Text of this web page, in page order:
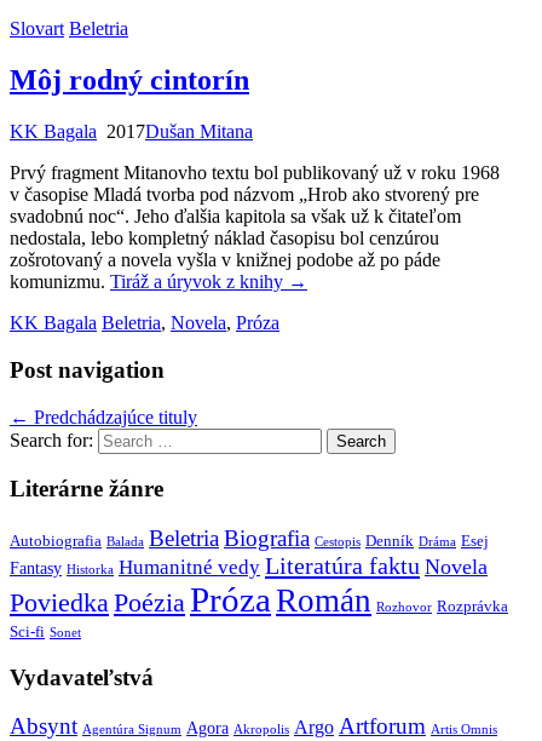
Slovart Beletria
Môj rodný cintorín
KK Bagala 2017Dušan Mitana
Prvý fragment Mitanovho textu bol publikovaný už v roku 1968
v časopise Mladá tvorba pod názvom „Hrob ako stvorený pre
svadobnú noc“. Jeho ďalšia kapitola sa však už k čitateľom
nedostala, lebo kompletný náklad časopisu bol cenzúrou
zošrotovaný a novela vyšla v knižnej podobe až po páde
komunizmu. Tiráž a úryvok z knihy →
KK Bagala Beletria, Novela, Próza
Post navigation
← Predchádzajúce tituly
Search for:
Literárne žánre
Autobiografia Balada BeletriaBiografia Cestopis Denník Dráma Esej
Fantasy Historka Humanitné vedy Literatúra faktu Novela
PoviedkaPoéziaPróza Román Rozhovor Rozprávka
Sci-fi Sonet
Vydavateľstvá
Absynt Agentúra Signum Agora Akropolis Argo Artforum Artis Omnis